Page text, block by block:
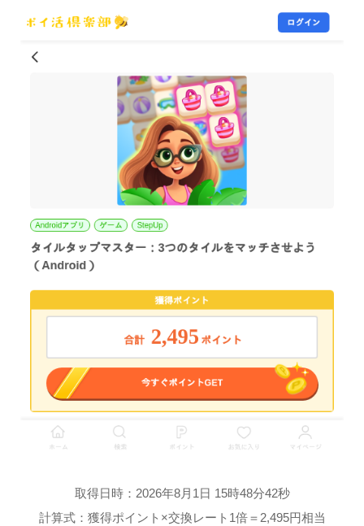
取得日時：2026年8月1日 15時48分42秒
計算式：獲得ポイント×交換レート1倍＝2,495円相当